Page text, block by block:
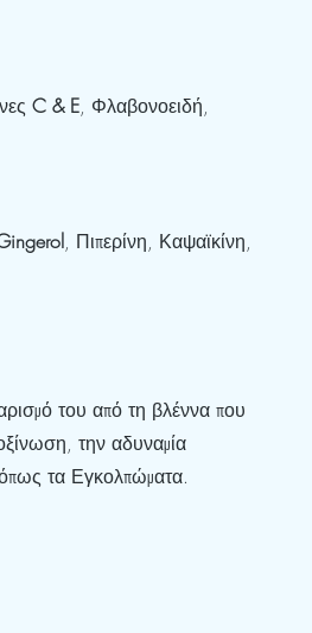
C & E, Φλαβονοειδή,
, Πιπερίνη, Καψαϊκίνη,
του από τη βλέννα που
την αδυναμία
τα Εγκολπώματα.